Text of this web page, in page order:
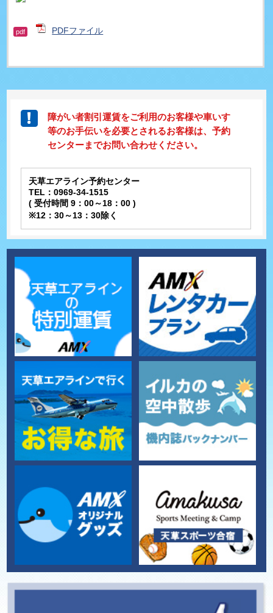
pdf PDFファイル
障がい者割引運賃をご利用のお客様や車いす
等のお手伝いを必要とされるお客様は、予約
センターまでお問い合わせください。
天草エアライン予約センター
TEL：0969-34-1515
( 受付時間 9：00～18：00 )
※12：30～13：30除く